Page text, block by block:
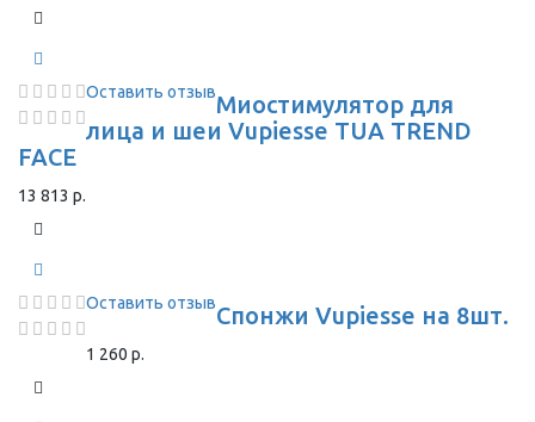
Оставить отзывМиостимулятор для
лица и шеи Vupiesse TUA TREND
FACE
13 813 р.
Оставить отзывСпонжи Vupiesse на 8шт.
1 260 р.